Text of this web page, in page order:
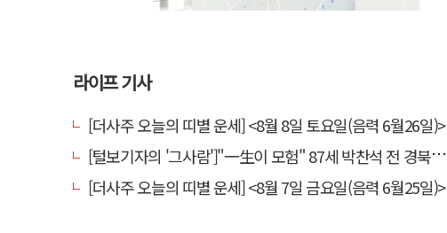
라이프 기사
[더사주 오늘의 띠별 운세] <8월 8일 토요일(음력 6월26일)>
[털보기자의 '그사람']"一生이 모험" 87세 박찬석 전 경북대 총장
[더사주 오늘의 띠별 운세] <8월 7일 금요일(음력 6월25일)>